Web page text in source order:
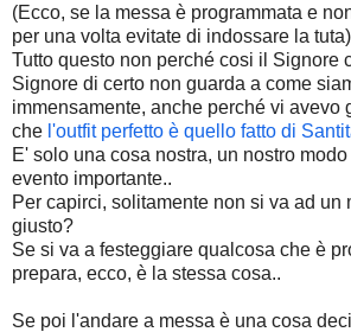
(Ecco, se la messa è programmata e
per una volta evitate di indossare la tuta)
Tutto questo non perché cosi il Signore
Signore di certo non guarda a come
immensamente, anche perché vi avevo
che l'outfit perfetto è quello fatto di
E' solo una cosa nostra, un nostro
evento importante..
Per capirci, solitamente non si va ad un
giusto?
Se si va a festeggiare qualcosa che è
prepara, ecco, è la stessa cosa..
Se poi l'andare a messa è una cosa